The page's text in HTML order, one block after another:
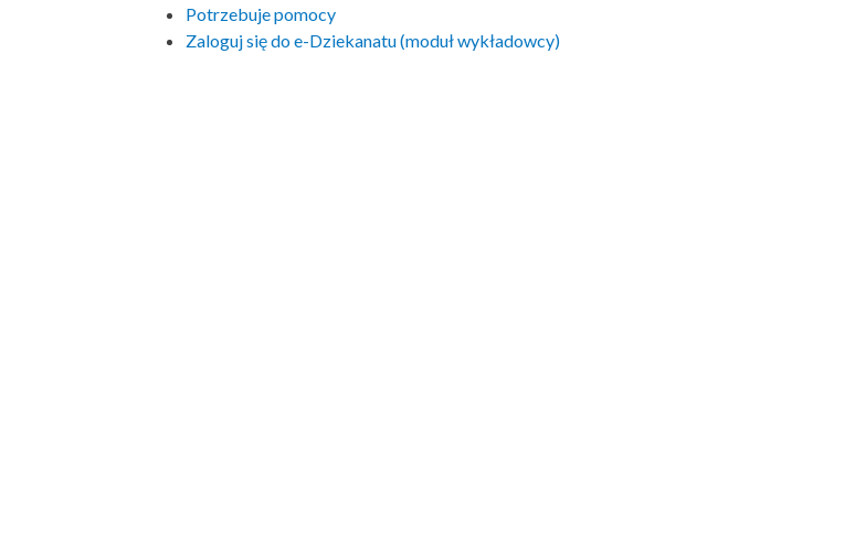
Potrzebuje pomocy
Zaloguj się do e-Dziekanatu (moduł wykładowcy)